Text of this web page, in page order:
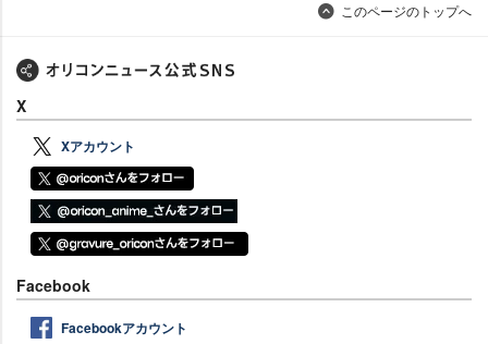
このページのトップへ
X
Xアカウント
Facebook
Facebookアカウント